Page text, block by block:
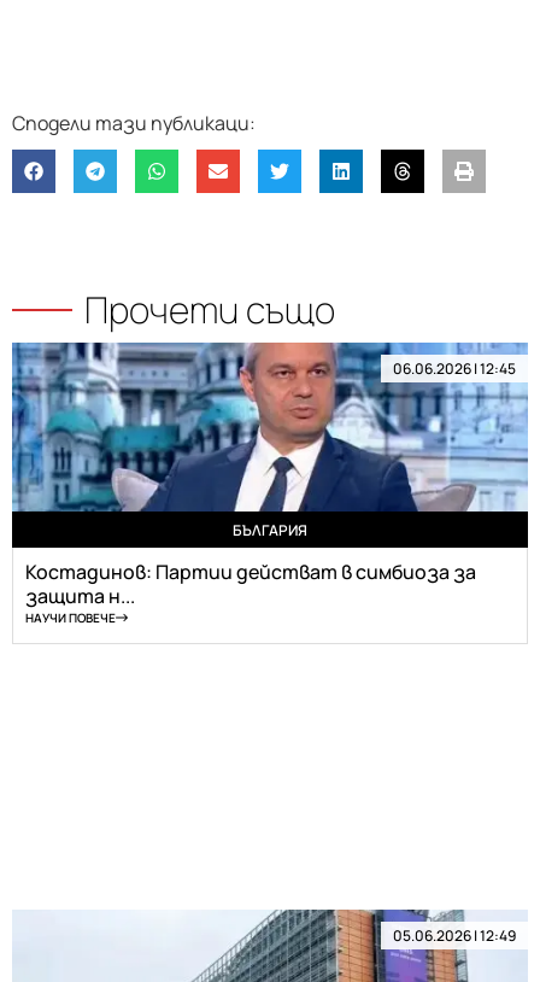
Прочети също
06.06.2026 | 12:45
БЪЛГАРИЯ
Костадинов: Партии действат в симбиоза за
защита н...
НАУЧИ ПОВЕЧЕ
05.06.2026 | 12:49